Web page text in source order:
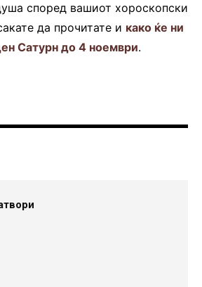
според вашиот хороскопски
да прочитате и како ќе ни
Сатурн до 4 ноември.